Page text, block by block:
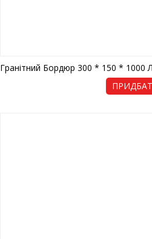
Гранітний Бордюр 300 * 150 * 1000